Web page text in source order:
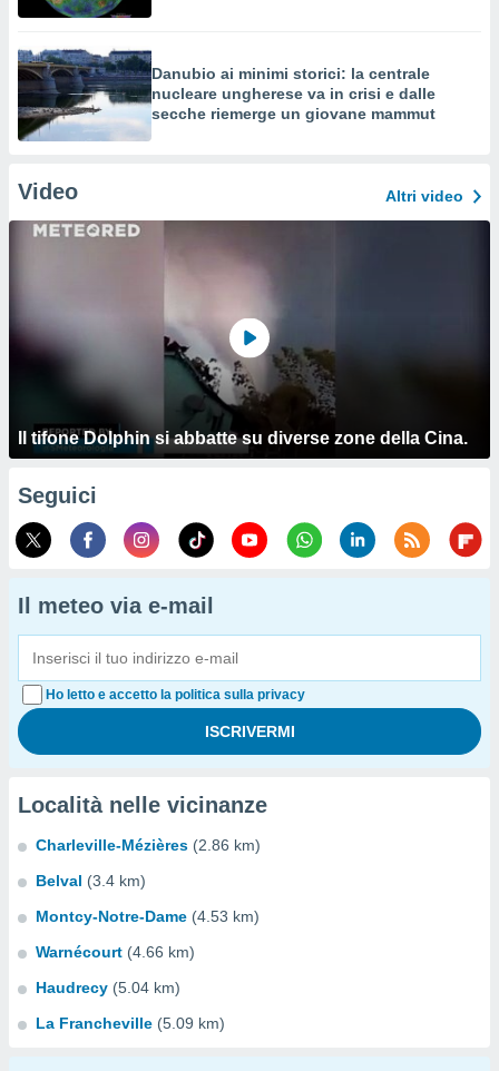
Danubio ai minimi storici: la centrale
nucleare ungherese va in crisi e dalle
secche riemerge un giovane mammut
Video Altri video
Il tifone Dolphin si abbatte su diverse zone della Cina.
Seguici
Il meteo via e-mail
Ho letto e accetto la politica sulla privacy
Località nelle vicinanze
Charleville-Mézières (2.86 km)
Belval (3.4 km)
Montcy-Notre-Dame (4.53 km)
Warnécourt (4.66 km)
Haudrecy (5.04 km)
La Francheville (5.09 km)